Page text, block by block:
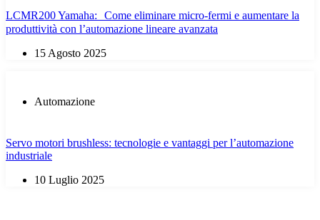
LCMR200 Yamaha: Come eliminare micro-fermi e aumentare la
produttività con l’automazione lineare avanzata
15 Agosto 2025
Automazione
Servo motori brushless: tecnologie e vantaggi per l’automazione
industriale
10 Luglio 2025